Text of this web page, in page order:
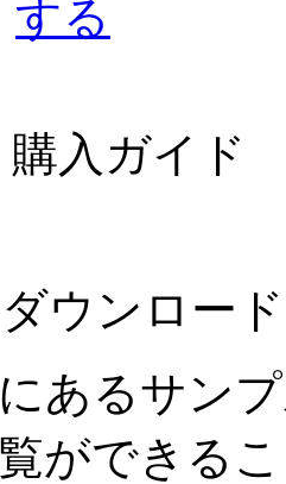
入ガイド
ウンロー
あるサン
ができる